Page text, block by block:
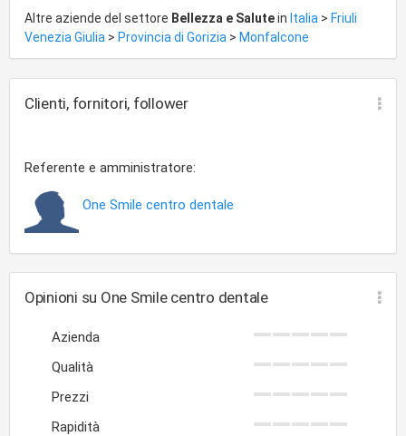
Altre aziende del settore Bellezza e Salutein Italia > Friuli
Venezia Giulia > Provincia di Gorizia > Monfalcone
Clienti, fornitori, follower
Referente e amministratore:
One Smile centro dentale
Opinioni su One Smile centro dentale
Azienda
Qualità
Prezzi
Rapidità